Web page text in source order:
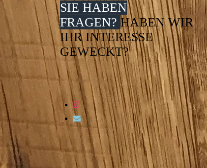
SIE HABEN
FRAGEN? HABEN WIR
IHR INTERESSE
GEWECKT?